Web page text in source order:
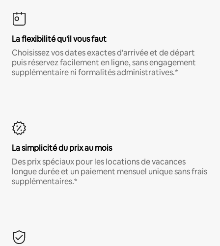
La flexibilité qu'il vous faut
Choisissez vos dates exactes d'arrivée et de départ
puis réservez facilement en ligne, sans engagement
supplémentaire ni formalités administratives.*
La simplicité du prix au mois
Des prix spéciaux pour les locations de vacances
longue durée et un paiement mensuel unique sans frais
supplémentaires.*